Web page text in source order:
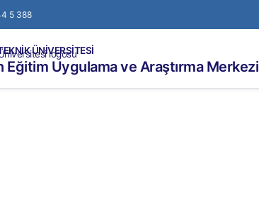
5 388
ÜNİVERSİTESİ
Eğitim Uygulama ve Araştırma Merkezi